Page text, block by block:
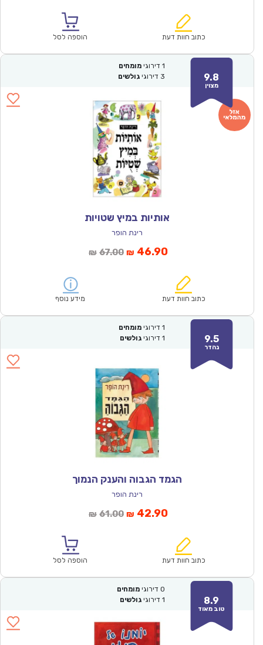
₪64.00.
הוא:
כתוב חוות דעת הוספה לסל
9.8
מצוין
1 דירוגי מומחים
3 דירוגי גולשים
אותיות במיץ שטויות
רינת הופר
₪ 67.00המחיר
₪67.00.
₪ 46.90המחיר
הוא:
כתוב חוות דעת מידע נוסף
9.5
נהדר
1 דירוגי מומחים
1 דירוגי גולשים
הגמד הגבוה והענק הנמוך
רינת הופר
₪ 61.00המחיר
₪61.00.
₪ 42.90המחיר
הוא:
כתוב חוות דעת הוספה לסל
8.9
טוב מאוד
0 דירוגי מומחים
1 דירוגי גולשים